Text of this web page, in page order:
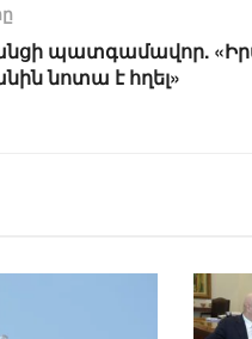
պատգամավոր.
նոտա է հղել»